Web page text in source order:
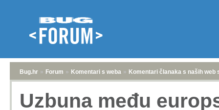
Bug.hr » Forum » Komentari s weba » Komentari članaka s naših web
Uzbuna među